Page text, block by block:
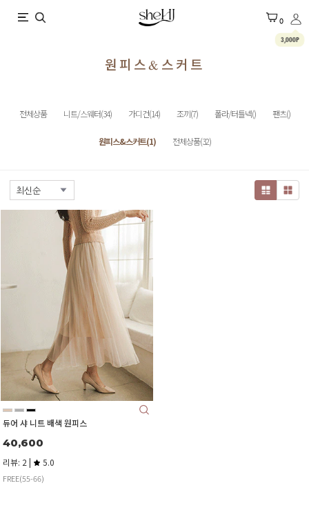
X 0
3,000P
원피스&스커트
전체상품 니트/스웨터(34) 가디건(14) 조끼(7) 폴라/터틀넥() 팬츠()
원피스&스커트(1) 전체상품(32)
듀어 샤 니트 배색 원피스
40,600
리뷰: 2 | 5.0
FREE(55-66)